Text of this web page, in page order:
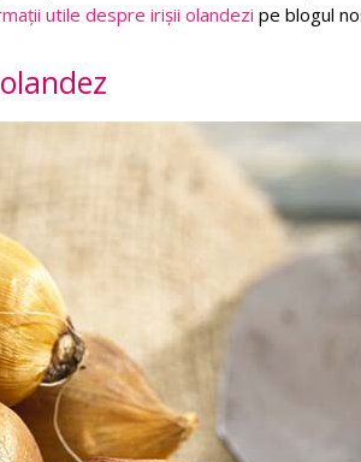
utile despre irișii olandezi pe blogul